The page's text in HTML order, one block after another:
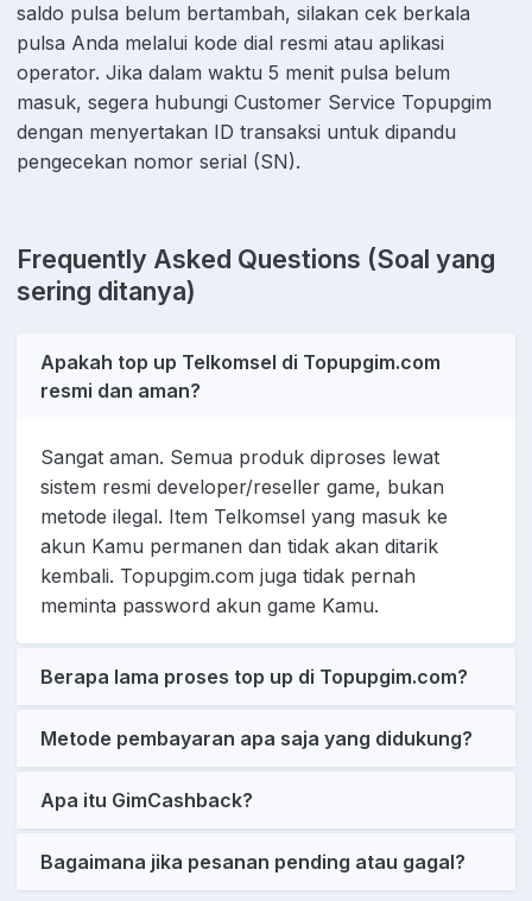
saldo pulsa belum bertambah, silakan cek berkala
pulsa Anda melalui kode dial resmi atau aplikasi
operator. Jika dalam waktu 5 menit pulsa belum
masuk, segera hubungi Customer Service Topupgim
dengan menyertakan ID transaksi untuk dipandu
pengecekan nomor serial (SN).
Frequently Asked Questions (Soal yang
sering ditanya)
Apakah top up Telkomsel di Topupgim.com
resmi dan aman?
Sangat aman. Semua produk diproses lewat
sistem resmi developer/reseller game, bukan
metode ilegal. Item Telkomsel yang masuk ke
akun Kamu permanen dan tidak akan ditarik
kembali. Topupgim.com juga tidak pernah
meminta password akun game Kamu.
Berapa lama proses top up di Topupgim.com?
Metode pembayaran apa saja yang didukung?
Apa itu GimCashback?
Bagaimana jika pesanan pending atau gagal?